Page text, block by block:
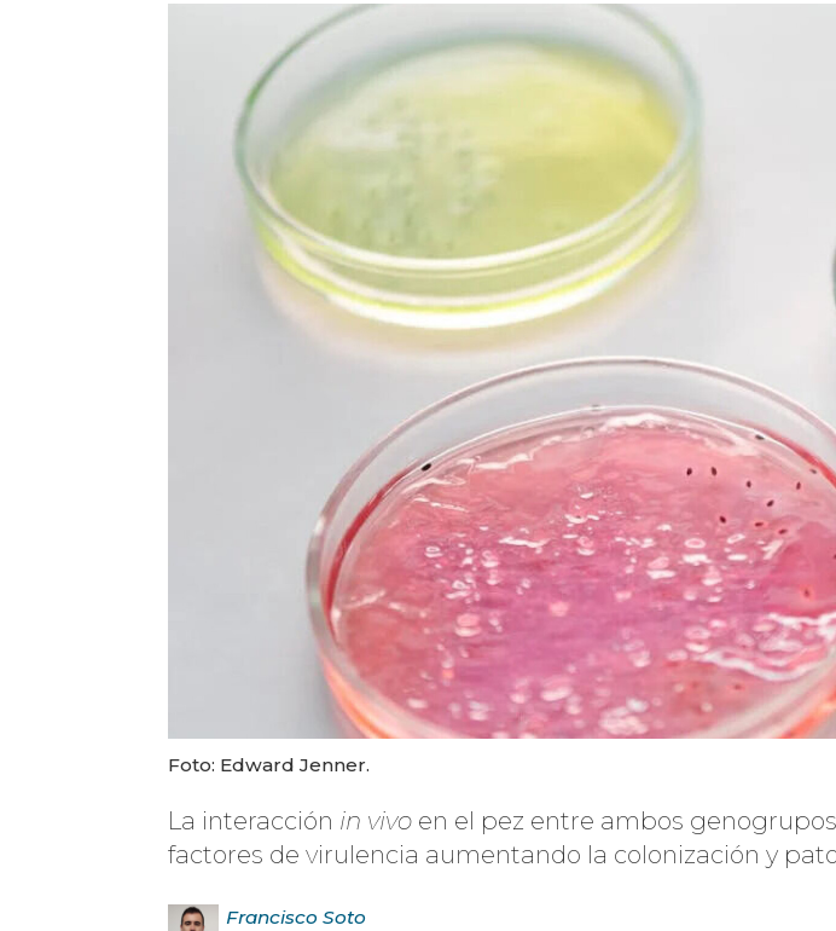
Foto: Edward Jenner.
La interacción in vivo en el pez entre ambos
factores de virulencia aumentando la colonización y
Francisco Soto